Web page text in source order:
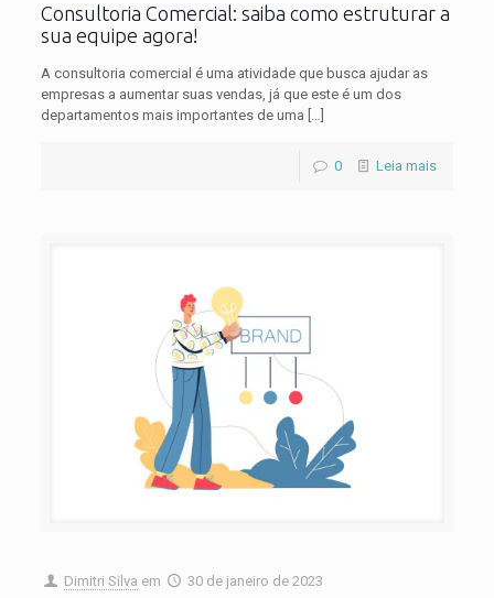
Consultoria Comercial: saiba como estruturar a
sua equipe agora!
A consultoria comercial é uma atividade que busca ajudar as
empresas a aumentar suas vendas, já que este é um dos
departamentos mais importantes de uma
0 Leia mais
Dimitri Silva em 30 de janeiro de 2023